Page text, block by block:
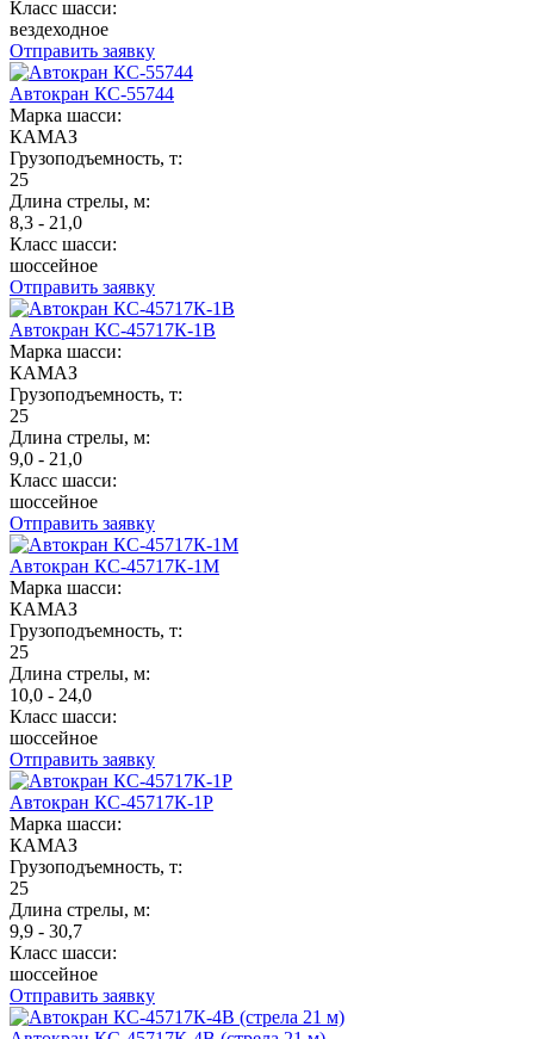
Класс шасси:
вездеходное
Отправить заявку
Автокран КС-55744
Марка шасси:
КАМАЗ
Грузоподъемность, т:
25
Длина стрелы, м:
8,3 - 21,0
Класс шасси:
шоссейное
Отправить заявку
Автокран КС-45717К-1В
Марка шасси:
КАМАЗ
Грузоподъемность, т:
25
Длина стрелы, м:
9,0 - 21,0
Класс шасси:
шоссейное
Отправить заявку
Автокран КС-45717К-1М
Марка шасси:
КАМАЗ
Грузоподъемность, т:
25
Длина стрелы, м:
10,0 - 24,0
Класс шасси:
шоссейное
Отправить заявку
Автокран КС-45717К-1Р
Марка шасси:
КАМАЗ
Грузоподъемность, т:
25
Длина стрелы, м:
9,9 - 30,7
Класс шасси:
шоссейное
Отправить заявку